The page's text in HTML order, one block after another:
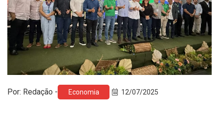
Por: Redação - Economia 12/07/2025